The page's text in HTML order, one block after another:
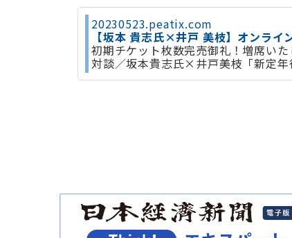
20230523.peatix.com
【坂本 貴志氏×井戸 美枝】オンラ
初期チケット枚数完売御礼！増
対談／坂本貴志氏×井戸美枝「新定